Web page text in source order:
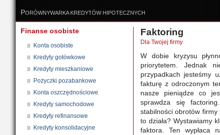
PORÓWNYWARKA KREDYTÓW HIPOTECZNYCH
Finanse osobiste
Konta osobiste
Kredyty gotówkowe
Kredyty mieszkaniowe
Pożyczki pozabankowe
Konta oszczędnościowe
Kredyty samochodowe
Kredyty refinansowe
Kredyty konsolidacyjne
Faktoring
Dla Twojej firmy
W dobie kryzysu
priorytetem. Jednak
przypadkach jesteśmy
fakturę z odroczonym
nasze pieniądze co
sprawdza się
stabilności obrotów
to działa? Wystawiamy
faktora. Ten wypłaca